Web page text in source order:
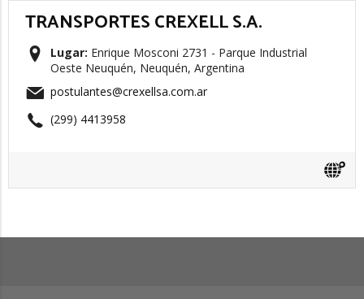
TRANSPORTES CREXELL S.A.
Lugar: Enrique Mosconi 2731 - Parque Industrial
Oeste Neuquén, Neuquén, Argentina
postulantes@crexellsa.com.ar
(299) 4413958